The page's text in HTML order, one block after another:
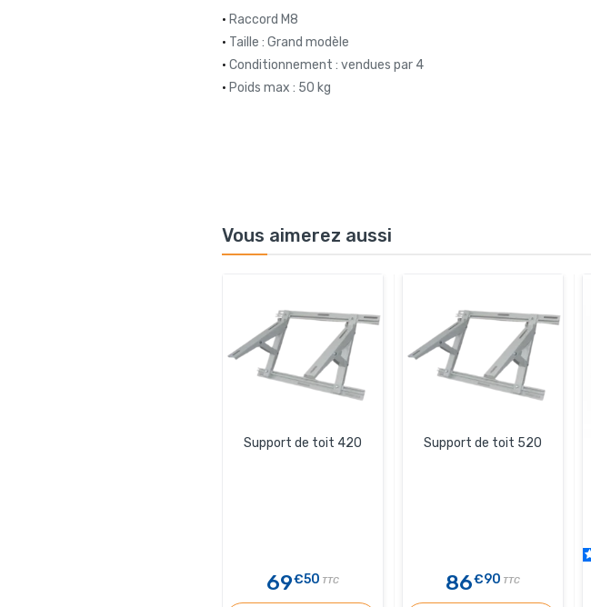
• Raccord M8
• Taille : Grand modèle
• Conditionnement : vendues par 4
• Poids max : 50 kg
Vous aimerez aussi
Support de toit 420
69€50 TTC
Support de toit 520
86€90 TTC